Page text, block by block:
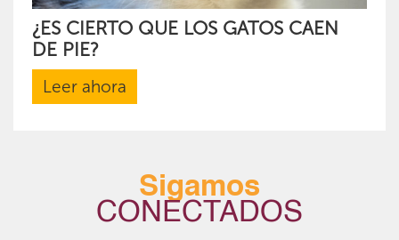
¿ES CIERTO QUE LOS GATOS CAEN
DE PIE?
Leer ahora
Sigamos
CONECTADOS